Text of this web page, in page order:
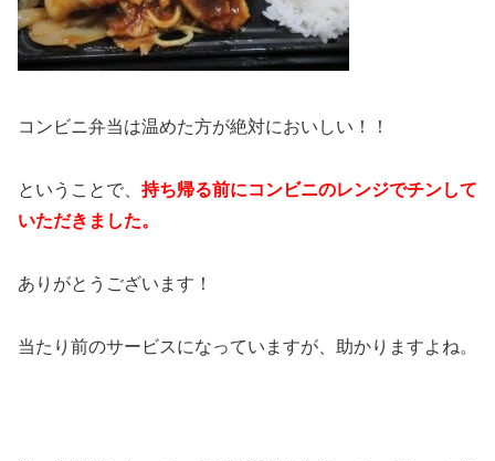
コンビニ弁当は温めた方が絶対においしい！！
ということで、 持ち帰る前にコンビニのレンジでチンして
いただきました。
ありがとうございます！
当たり前のサービスになっていますが、助かりますよね。